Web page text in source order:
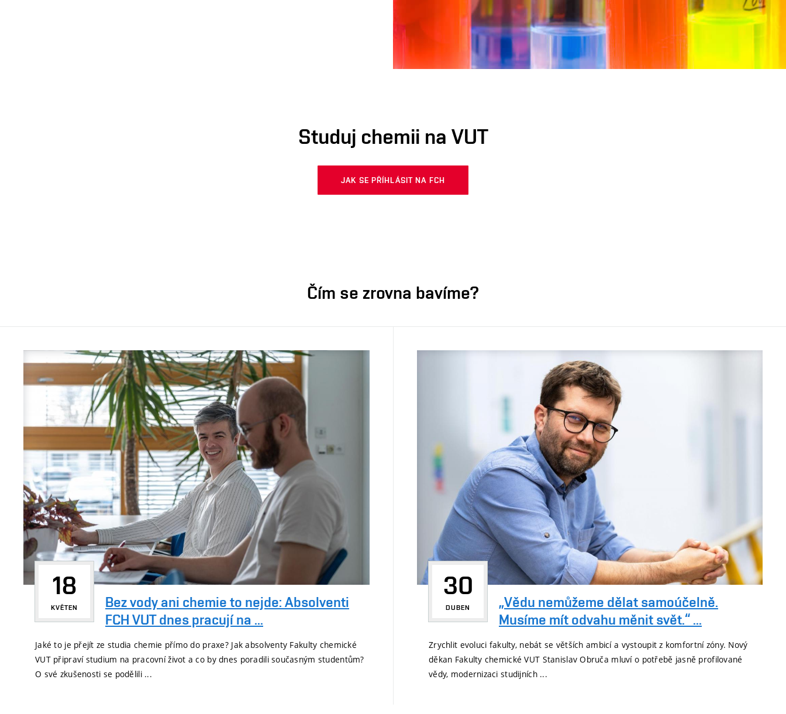
Studuj chemii na VUT
JAK SE PŘÍHLÁSIT NA FCH
Čím se zrovna bavíme?
18
KVĚTEN
Bez vody ani chemie to nejde: Absolventi
FCH VUT dnes pracují na ...
Jaké to je přejít ze studia chemie přímo do praxe? Jak absolventy Fakulty chemické
VUT připraví studium na pracovní život a co by dnes poradili současným studentům?
O své zkušenosti se podělili ...
30
DUBEN
„Vědu nemůžeme dělat samoúčelně.
Musíme mít odvahu měnit svět.“ ...
Zrychlit evoluci fakulty, nebát se větších ambicí a vystoupit z komfortní zóny. Nový
děkan Fakulty chemické VUT Stanislav Obruča mluví o potřebě jasně profilované
vědy, modernizaci studijních ...